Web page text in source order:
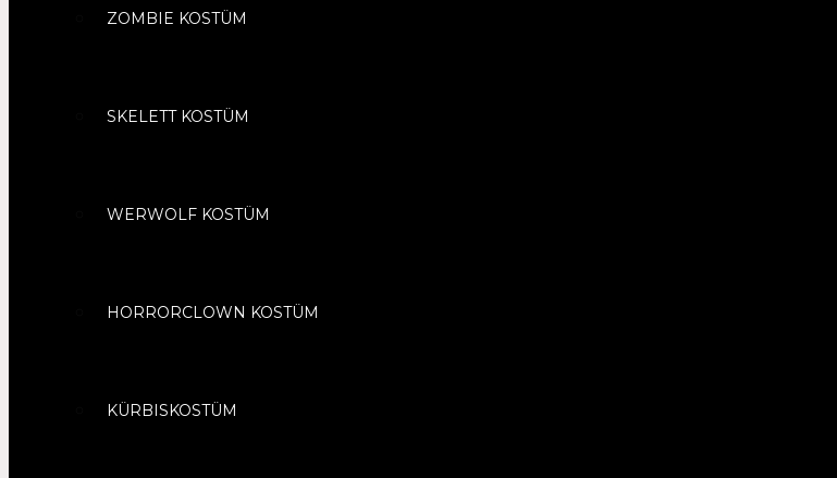
ZOMBIE KOSTÜM
SKELETT KOSTÜM
WERWOLF KOSTÜM
HORRORCLOWN KOSTÜM
KÜRBISKOSTÜM